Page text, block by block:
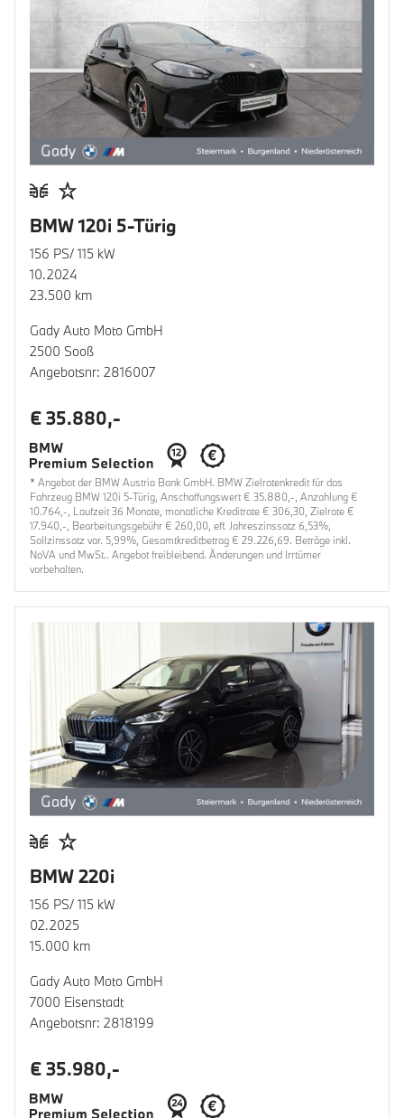
BMW 120i 5-Türig
156 PS/ 115 kW
10.2024
23.500 km
Gady Auto Moto GmbH
2500 Sooß
Angebotsnr: 2816007
€ 35.880,-
* Angebot der BMW Austria Bank GmbH. BMW Zielratenkredit für das
Fahrzeug BMW 120i 5-Türig, Anschaffungswert € 35.880,-, Anzahlung €
10.764,-, Laufzeit 36 Monate, monatliche Kreditrate € 306,30, Zielrate €
17.940,-, Bearbeitungsgebühr € 260,00, eff. Jahreszinssatz 6,53%,
Sollzinssatz var. 5,99%, Gesamtkreditbetrag € 29.226,69. Beträge inkl.
NoVA und MwSt.. Angebot freibleibend. Änderungen und Irrtümer
vorbehalten.
BMW 220i
156 PS/ 115 kW
02.2025
15.000 km
Gady Auto Moto GmbH
7000 Eisenstadt
Angebotsnr: 2818199
€ 35.980,-